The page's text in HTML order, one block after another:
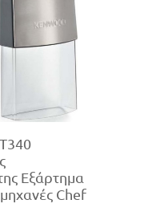
Εξάρτημα
Chef